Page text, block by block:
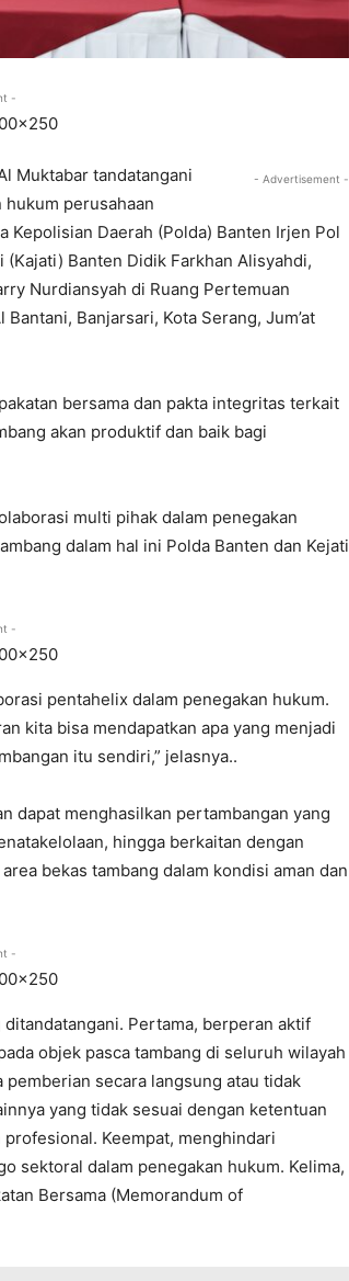
-
- Advertisement -
Muktabar tandatangani
perusahaan
Kepolisian Daerah (Polda) Banten Irjen Pol
Banten Didik Farkhan Alisyahdi,
Nurdiansyah di Ruang Pertemuan
Banjarsari, Kota Serang, Jum’at
bersama dan pakta integritas terkait
akan produktif dan baik bagi
multi pihak dalam penegakan
dalam hal ini Polda Banten dan Kejati
-
pentahelix dalam penegakan hukum.
kita bisa mendapatkan apa yang menjadi
itu sendiri,” jelasnya..
dapat menghasilkan pertambangan yang
hingga berkaitan dengan
bekas tambang dalam kondisi aman dan
-
Pertama, berperan aktif
objek pasca tambang di seluruh wilayah
secara langsung atau tidak
yang tidak sesuai dengan ketentuan
Keempat, menghindari
sektoral dalam penegakan hukum. Kelima,
Bersama (Memorandum of